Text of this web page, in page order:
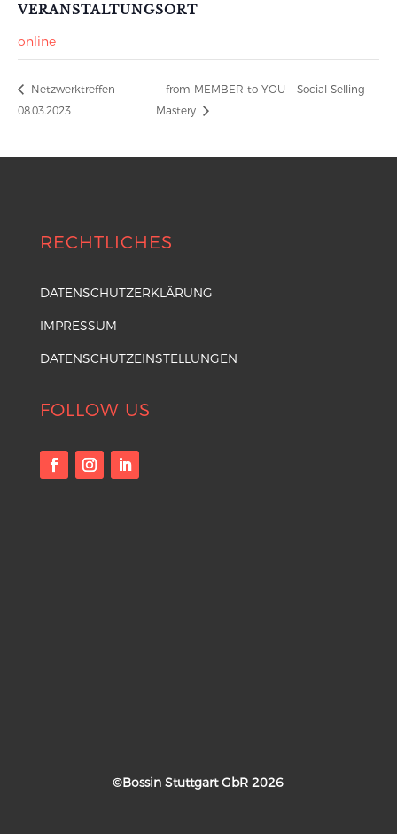
VERANSTALTUNGSORT
online
Netzwerktreffen
08.03.2023
from MEMBER to YOU – Social Selling
Mastery
RECHTLICHES
DATENSCHUTZERKLÄRUNG
IMPRESSUM
DATENSCHUTZEINSTELLUNGEN
FOLLOW US
©Bossin Stuttgart GbR 2026